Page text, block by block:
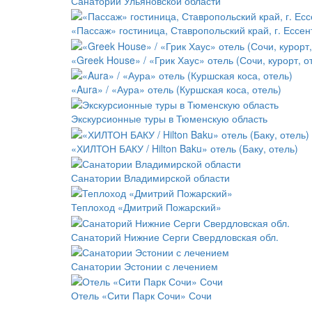
«Пассаж» гостиница, Ставропольский край, г.
«Greek House» / «Грик Хаус» отель (Сочи, курорт,
«Aura» / «Аура» отель (Куршская коса, отель)
Экскурсионные туры в Тюменскую область
«ХИЛТОН БАКУ / Hilton Baku» отель (Баку, отель)
Санатории Владимирской области
Теплоход «Дмитрий Пожарский»
Санаторий Нижние Серги Свердловская обл.
Санатории Эстонии с лечением
Отель «Сити Парк Сочи» Сочи